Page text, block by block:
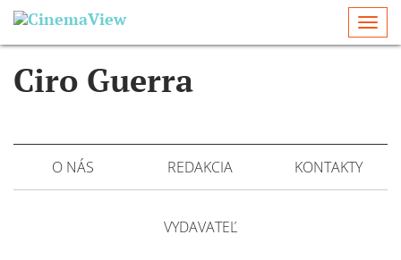
Ciro Guerra
O NÁS REDAKCIA KONTAKTY
VYDAVATEĽ